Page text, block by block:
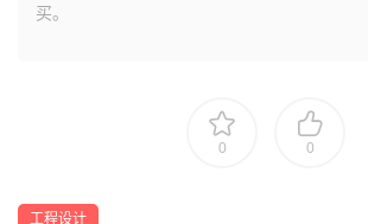
买。
0 0
工程设计